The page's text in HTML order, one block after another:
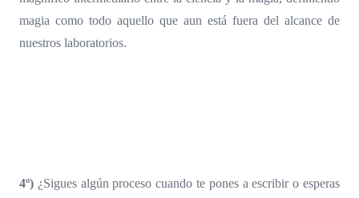
magia como todo aquello que aun está fuera del alcance de
nuestros laboratorios.
4º) ¿Sigues algún proceso cuando te pones a escribir o esperas